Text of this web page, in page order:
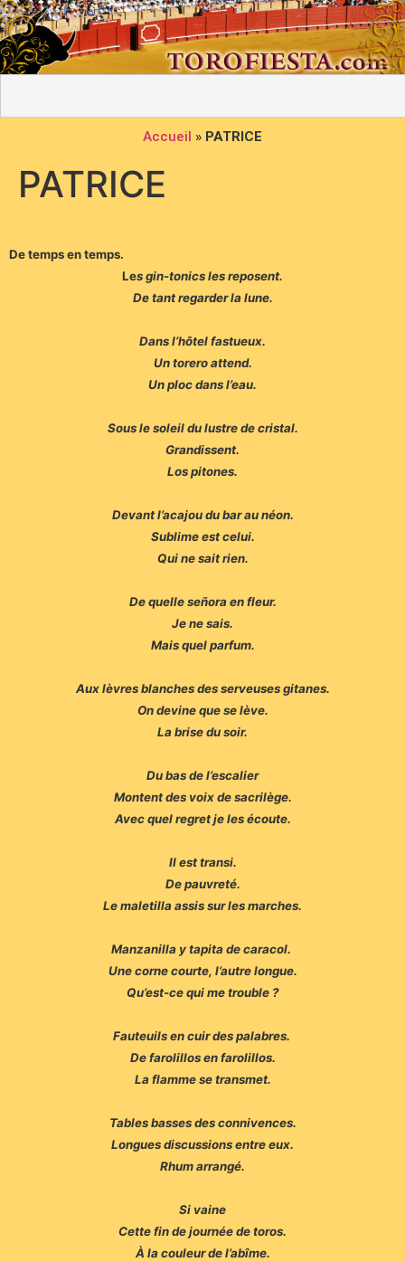
Accueil » PATRICE
PATRICE
De temps en temps.
Les gin-tonics les reposent.
De tant regarder la lune.
Dans l’hôtel fastueux.
Un torero attend.
Un ploc dans l’eau.
Sous le soleil du lustre de cristal.
Grandissent.
Los pitones.
Devant l’acajou du bar au néon.
Sublime est celui.
Qui ne sait rien.
De quelle señora en fleur.
Je ne sais.
Mais quel parfum.
Aux lèvres blanches des serveuses gitanes.
On devine que se lève.
La brise du soir.
Du bas de l’escalier
Montent des voix de sacrilège.
Avec quel regret je les écoute.
Il est transi.
De pauvreté.
Le maletilla assis sur les marches.
Manzanilla y tapita de caracol.
Une corne courte, l’autre longue.
Qu’est-ce qui me trouble ?
Fauteuils en cuir des palabres.
De farolillos en farolillos.
La flamme se transmet.
Tables basses des connivences.
Longues discussions entre eux.
Rhum arrangé.
Si vaine
Cette fin de journée de toros.
À la couleur de l’abîme.